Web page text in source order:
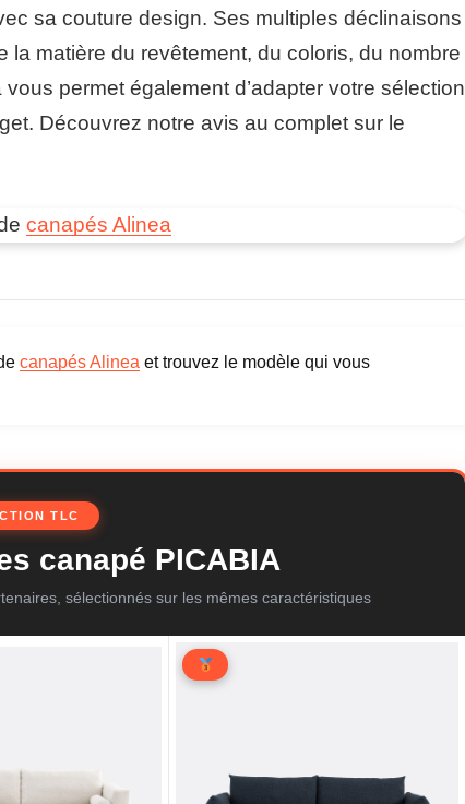
sa couture design. Ses multiples déclinaisons
matière du revêtement, du coloris, du nombre
permet également d’adapter votre sélection
Découvrez notre avis au complet sur le
canapés Alinea
canapés Alinea et trouvez le modèle qui vous
TLC
canapé PICABIA
sélectionnés sur les mêmes caractéristiques